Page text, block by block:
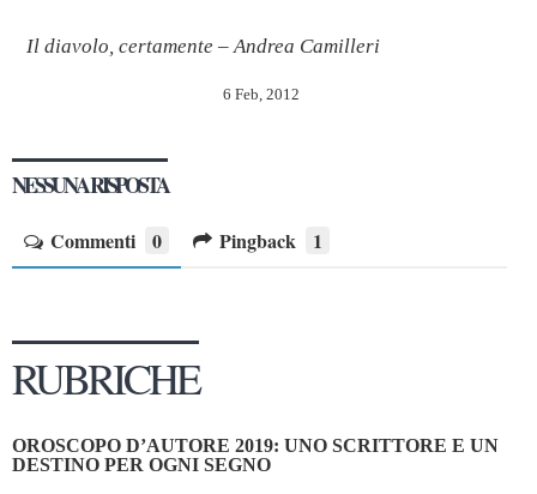
Il diavolo, certamente – Andrea Camilleri
6 Feb, 2012
NESSUNA RISPOSTA
Commenti 0 Pingback 1
RUBRICHE
OROSCOPO D’AUTORE 2019: UNO SCRITTORE E UN
DESTINO PER OGNI SEGNO